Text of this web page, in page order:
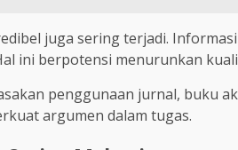
juga sering terjadi.
ini berpotensi menurunkan
penggunaan jurnal, buku
argumen dalam tugas.